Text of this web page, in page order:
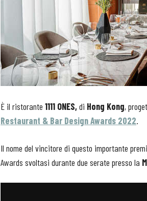
È il ristorante 1111 ONES,di Hong Kong,
Restaurant & Bar Design Awards 2022.
Il nome del vincitore di questo importante
Awards svoltasi durante due serate presso la